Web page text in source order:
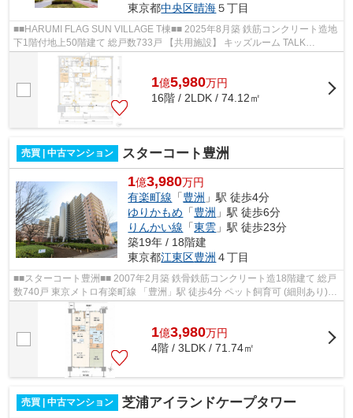
東京都中央区晴海５丁目
■■HARUMI FLAG SUN VILLAGE T棟■■ 2025年8月築 鉄筋コンクリート造地
下1階付地上50階建て 総戸数733戸 【共用施設】 キッズルーム TALK
SALON SKY LOUNGE URBAN ゲストルーム パーテ...
1億5,980万円
16階 / 2LDK / 74.12㎡
売買 | 中古マンション スターコート豊洲
1億3,980万円
有楽町線 「豊洲 」駅 徒歩4分
ゆりかもめ 「豊洲 」駅 徒歩6分
りんかい線 「東雲 」駅 徒歩23分
築19年 / 18階建
東京都江東区豊洲 ４丁目
■■スターコート豊洲■■ 2007年2月築 鉄骨鉄筋コンクリート造18階建て 総戸
数740戸 東京メトロ有楽町線 「豊洲」駅 徒歩4分 ペット飼育可 (細則あり)
【共用施設】※一部有償 コンシ...
1億3,980万円
4階 / 3LDK / 71.74㎡
売買 | 中古マンション 芝浦アイランドケープタワー